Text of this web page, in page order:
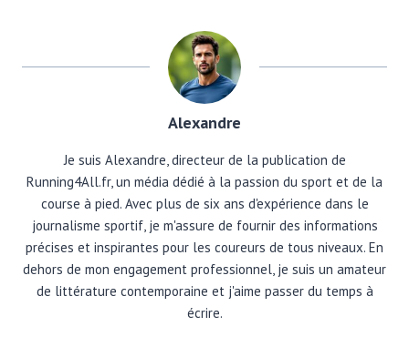
Alexandre
Je suis Alexandre, directeur de la publication de
Running4All.fr, un média dédié à la passion du sport et de la
course à pied. Avec plus de six ans d'expérience dans le
journalisme sportif, je m'assure de fournir des informations
précises et inspirantes pour les coureurs de tous niveaux. En
dehors de mon engagement professionnel, je suis un amateur
de littérature contemporaine et j'aime passer du temps à
écrire.